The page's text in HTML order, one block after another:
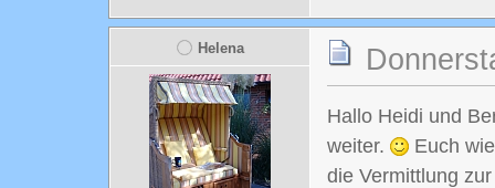
Helena
Hallo Heidi und
weiter.
Euch
die Vermittlung